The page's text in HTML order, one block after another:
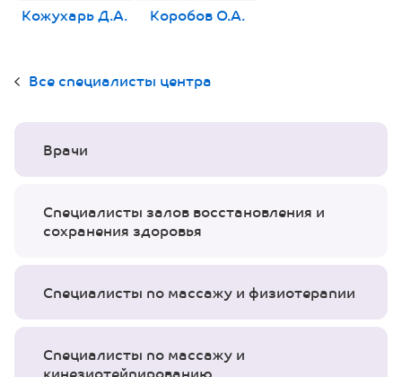
Врачи
Специалисты залов восстановления и
сохранения здоровья
Специалисты по массажу и физиотерапии
Специалисты по массажу и
Кожухарь Д.А. Коробов О.А.
Все специалисты центра